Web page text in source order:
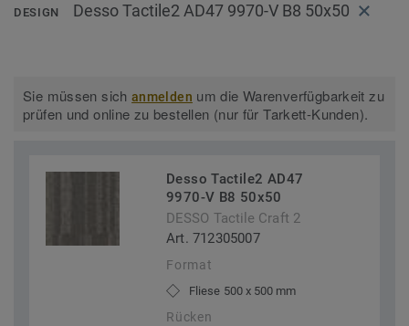
DESIGN Desso Tactile2 AD47 9970-V B8 50x50
Sie müssen sichanmelden um die Warenverfügbarkeit zu
prüfen und online zu bestellen (nur für Tarkett-Kunden).
Desso Tactile2 AD47
9970-V B8 50x50
DESSO Tactile Craft 2
Art. 712305007
Format
Fliese 500 x 500 mm
Rücken